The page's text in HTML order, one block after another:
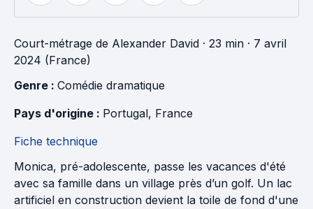
Court-métrage de Alexander David · 23 min · 7 avril
2024 (France)
Genre : Comédie dramatique
Pays d'origine : Portugal, France
Fiche technique
Monica, pré-adolescente, passe les vacances d'été
avec sa famille dans un village près d’un golf. Un lac
artificiel en construction devient la toile de fond d'une